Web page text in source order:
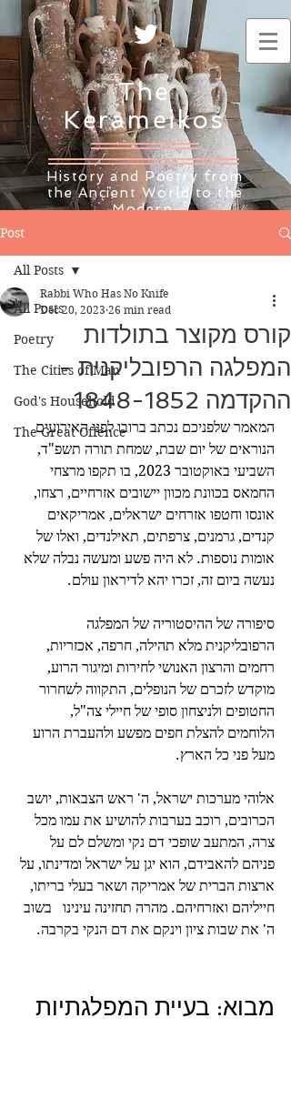
The
Kerameikos
History and Poetry from
the Ancient World to the
Modern
Post
All Posts
Poetry
The Cities of Man
God's Household
The Great Offence
All Posts
קורס מקוצר בתולדות
המפלגה הרפובליקנית -
ההקדמה 1848-1852
Rabbi Who Has No Knife
Dec 20, 2023 26 min read
המאמר שלפניכם נכתב ברובו לפני האירועים
הנוראים של יום שבת, שמחת תורה תשפ"ד,
השביעי באוקטובר 2023, בו תקפו מרצחי
החמאס בכוונת מכוון יישובים אזרחיים, רצחו,
אונסו וחטפו אזרחים ישראלים, אמריקאים
קנדים, גרמנים, צרפתים, תאילנדים, ואלו של
אומות נוספות. לא היה פשע ומעשה נבלה שלא
נעשה ביום זה, זכרו יהא לדיראון עולם.
סיפורה של ההיסטוריה של המפלגה
הרפובליקנית מלא תהילה, חרפה, אכזריות,
רחמים והרצון האנושי לחירות ומיגור הרוע,
מוקדש לזכרם של הנופלים, התקווה לשחרור
החטופים ולניצחון סופי של חיילי צה"ל,
הלוחמים להצלת חפים מפשע ולהעברת הרוע
מעל פני כל הארץ.
אלוהי מערכות ישראל, ה' ראש הצבאות, יושב
הכרובים, רוכב בערבות להושיע את עמו מכל
צרה, המתעב שופכי דם נקי ומשלם לם על
פניהם להאבידם, הוא יגן על ישראל ומדינתו, על
ארצות הברית של אמריקה ושאר בעלי בריתו,
חייליהם ואזרחיהם. מהרה תחזינה עינינו   בשוב
ה' את שבות ציון וינקם את דם הנקי בקרבה.
מבוא: בעיית המפלגתיות